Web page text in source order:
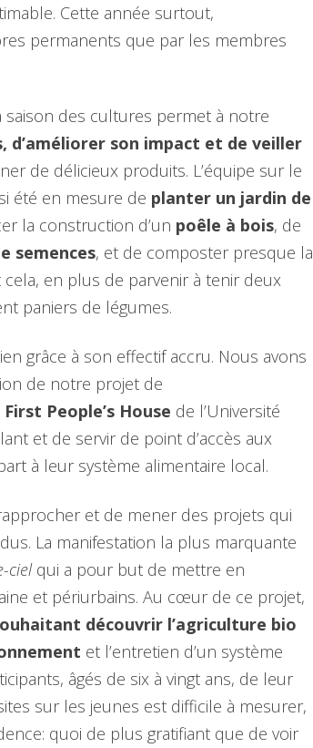
Cette année surtout,
permanents que par les membres
saison des cultures permet à notre
son impact et de veiller
de délicieux produits. L’équipe sur le
été en mesure de planter un jardin de
la construction d’un poêle à bois, de
semences, et de composter presque la
en plus de parvenir à tenir deux
paniers de légumes.
grâce à son effectif accru. Nous avons
de notre projet de
People’s House de l’Université
et de servir de point d’accès aux
à leur système alimentaire local.
et de mener des projets qui
La manifestation la plus marquante
cielqui a pour but de mettre en
et périurbains. Au cœur de ce projet,
découvrir l’agriculture bio
et l’entretien d’un système
âgés de six à vingt ans, de leur
sur les jeunes est difficile à mesurer,
quoi de plus gratifiant que de voir